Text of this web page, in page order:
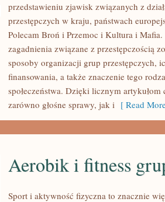
KARTELE
NARKOTYKOWE
przedstawieniu zjawisk związanych z
przestępczych w kraju, państwach
Polecam Broń i Przemoc i Kultura i
zagadnienia związane z przestępczością
sposoby organizacji grup przestępczych,
finansowania, a także znaczenie tego
społeczeństwa. Dzięki licznym
zarówno głośne sprawy, jak i [ Read
Aerobik i fitness
Sport i aktywność fizyczna to znacznie